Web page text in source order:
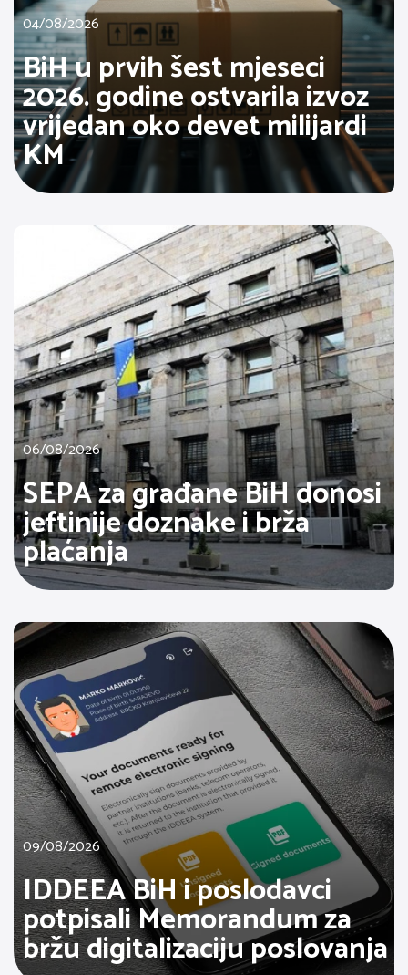
04/08/2026
BiH u prvih šest mjeseci
2026. godine ostvarila izvoz
vrijedan oko devet milijardi
KM
06/08/2026
SEPA za građane BiH donosi
jeftinije doznake i brža
plaćanja
09/08/2026
IDDEEA BiH i poslodavci
potpisali Memorandum za
bržu digitalizaciju poslovanja